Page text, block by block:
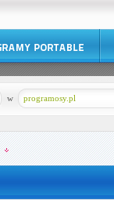
programosy.pl
w